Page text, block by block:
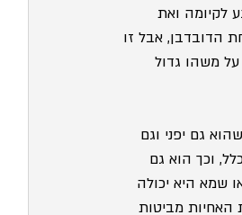
לקיומה ואת
הדובדבן, אבל זו
משהו גדול
גם יפני וגם
וכך הוא גם
שמא היא יכולה
מביטות